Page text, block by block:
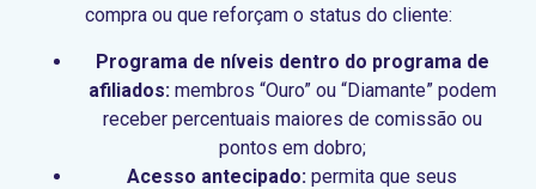
compra ou que reforçam o status do cliente:
Programa de níveis dentro do programa de
afiliados: membros “Ouro” ou “Diamante” podem
receber percentuais maiores de comissão ou
pontos em dobro;
Acesso antecipado: permita que seus